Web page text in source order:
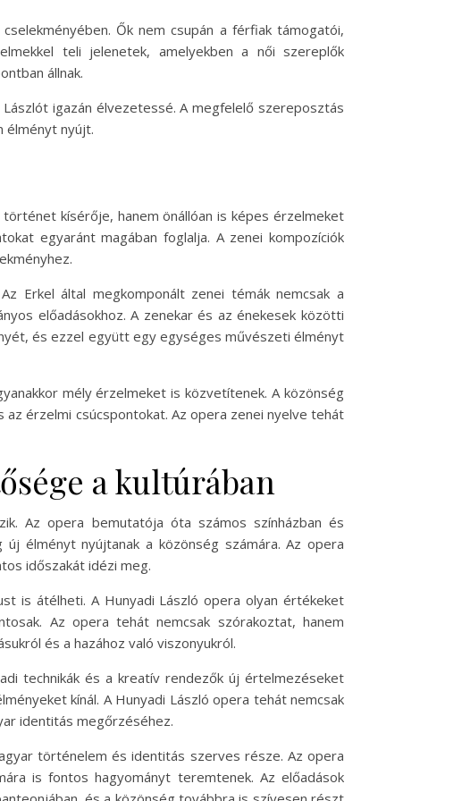
Ők nem csupán a férfiak támogatói,
teli jelenetek, amelyekben a női szereplők
állnak.
igazán élvezetessé. A megfelelő szereposztás
élményt nyújt.
kísérője, hanem önállóan is képes érzelmeket
egyaránt magában foglalja. A zenei kompozíciók
Erkel által megkomponált zenei témák nemcsak a
előadásokhoz. A zenekar és az énekesek közötti
és ezzel együtt egy egységes művészeti élményt
mély érzelmeket is közvetítenek. A közönség
érzelmi csúcspontokat. Az opera zenei nyelve tehát
a kultúrában
Az opera bemutatója óta számos színházban és
élményt nyújtanak a közönség számára. Az opera
időszakát idézi meg.
is átélheti. A Hunyadi László opera olyan értékeket
Az opera tehát nemcsak szórakoztat, hanem
és a hazához való viszonyukról.
technikák és a kreatív rendezők új értelmezéseket
kínál. A Hunyadi László opera tehát nemcsak
identitás megőrzéséhez.
történelem és identitás szerves része. Az opera
is fontos hagyományt teremtenek. Az előadások